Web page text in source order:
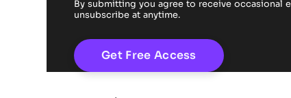
By submitting you agree to receive occasional
unsubscribe at anytime.